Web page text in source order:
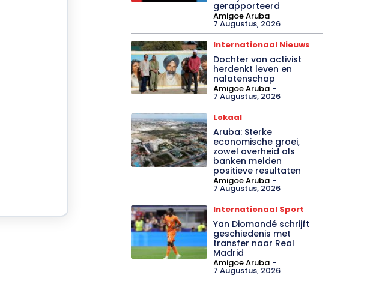
gerapporteerd
Amigoe Aruba -
7 Augustus, 2026
Internationaal Nieuws
Dochter van activist
herdenkt leven en
nalatenschap
Amigoe Aruba -
7 Augustus, 2026
Lokaal
Aruba: Sterke
economische groei,
zowel overheid als
banken melden
positieve resultaten
Amigoe Aruba -
7 Augustus, 2026
Internationaal Sport
Yan Diomandé schrijft
geschiedenis met
transfer naar Real
Madrid
Amigoe Aruba -
7 Augustus, 2026